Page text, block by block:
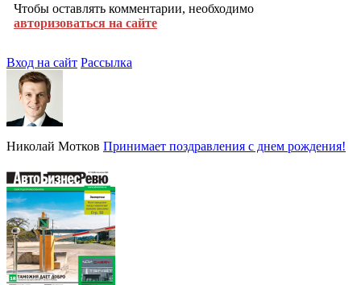
Чтобы оставлять комментарии, необходимо
авторизоваться на сайте
Вход на сайт Рассылка
Николай Мотков Принимает поздравления с днем рождения!